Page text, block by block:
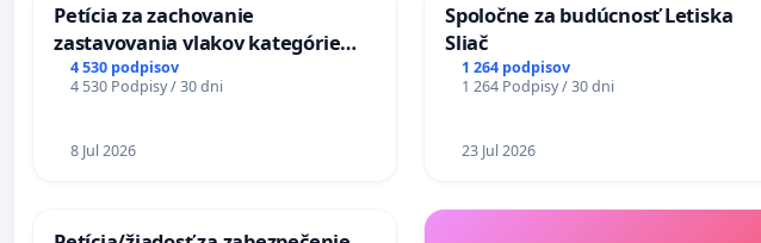
Petícia za zachovanie
zastavovania vlakov kategórie
Expres (Ex) TATRAN v železničnej
stanici Púchov
4 530 podpisov
4 530 Podpisy / 30 dni
8 Jul 2026
Spoločne za budúcnosť Letiska
Sliač
1 264 podpisov
1 264 Podpisy / 30 dni
23 Jul 2026